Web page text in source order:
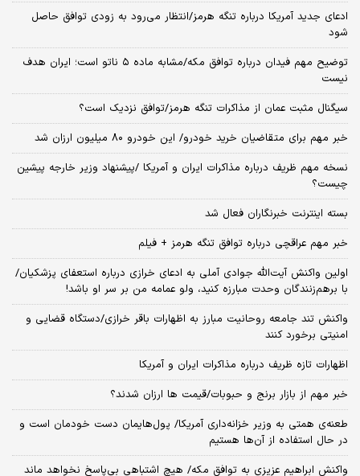
ادعای جدید آمریکا درباره تنگه هرمز/انتظار می‌رود به زودی توافق حاصل
شود
توضیح مهم فیدان درباره توافق مکه/مشابه ماده ۵ ناتو است؛ ایران هدف
نیست
سیگنال‌ مثبت عمان از مذاکرات تنگه هرمز/توافق نزدیک است؟
خبر مهم برای متقاضیان خرید خودرو/ این خودرو ۸۰ میلیون ارزان شد
نسخه‌ مهم ظریف درباره مذاکرات ایران و آمریکا /پیشنهاد وزیر خارجه پیشین
چیست؟
بسته اینترنت خبرنگاران فعال شد
خبر مهم عراقچی درباره توافق تنگه هرمز + فیلم
اولین واکنش آیت‌الله جوادی آملی به ادعای خرازی درباره استعفای پزشکیان/
با برهم‌زنندگان وحدت مبارزه کنید، ولو عمامه من بر سر او باشد!
واکنش تند جامعه روحانیت مبارز به اظهارات باقر خرازی/دستگاه قضایی و
امنیتی برخورد کنند
اظهارات تازه ظریف درباره مذاکرات ایران و آمریکا
خبر مهم از بازار برنج و حبوبات/قیمت ها ارزان شدند؟
طعنه‌ی‌ همتی به وزیر خزانه‌داری آمریکا/ پول‌هایمان دست خودمان است و
در حال استفاده از آن‌ها هستیم
واکنش ابراهیم عزیزی به توافق مکه/ هیچ اشتباهی بی‌پاسخ نخواهد ماند